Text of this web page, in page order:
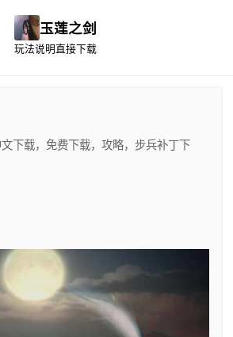
玉莲之剑
玩法说明 直接下载
下载，免费下载，攻略，步兵补丁下